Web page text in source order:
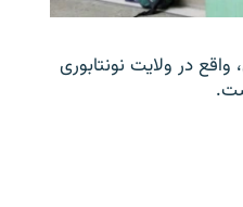
در ولایت نونتابوری